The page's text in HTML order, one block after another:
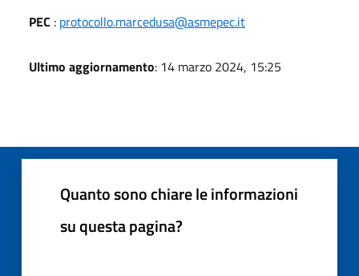
PEC : protocollo.marcedusa@asmepec.it
Ultimo aggiornamento: 14 marzo 2024, 15:25
Quanto sono chiare le informazioni
su questa pagina?